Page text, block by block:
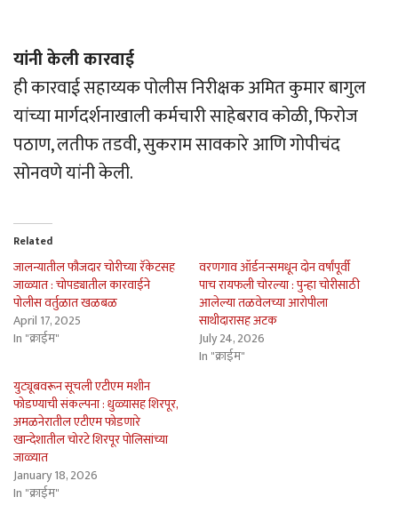
यांनी केली कारवाई
ही कारवाई सहाय्यक पोलीस निरीक्षक अमित कुमार बागुल
यांच्या मार्गदर्शनाखाली कर्मचारी साहेबराव कोळी, फिरोज
पठाण, लतीफ तडवी, सुकराम सावकारे आणि गोपीचंद
सोनवणे यांनी केली.
Related
जालन्यातील फौजदार चोरीच्या रॅकेटसह
जाळ्यात : चोपड्यातील कारवाईने
पोलीस वर्तुळात खळबळ
April 17, 2025
In "क्राईम"
वरणगाव ऑर्डनन्समधून दोन वर्षांपूर्वी
पाच रायफली चोरल्या : पुन्हा चोरीसाठी
आलेल्या तळवेलच्या आरोपीला
साथीदारासह अटक
July 24, 2026
In "क्राईम"
युट्यूबवरून सूचली एटीएम मशीन
फोडण्याची संकल्पना : धुळ्यासह शिरपूर,
अमळनेरातील एटीएम फोडणारे
खान्देशातील चोरटे शिरपूर पोलिसांच्या
जाळ्यात
January 18, 2026
In "क्राईम"